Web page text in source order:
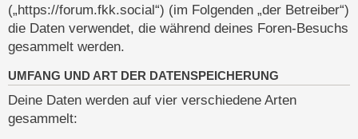
(„https://forum.fkk.social“) (im Folgenden „der Betreiber“)
die Daten verwendet, die während deines Foren-Besuchs
gesammelt werden.
UMFANG UND ART DER DATENSPEICHERUNG
Deine Daten werden auf vier verschiedene Arten
gesammelt: